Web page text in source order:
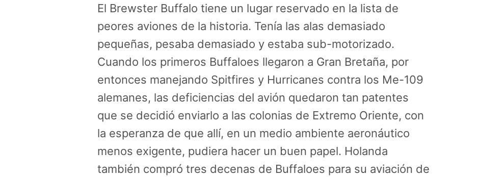
El Brewster Buffalo tiene un lugar reservado en la lista de
peores aviones de la historia. Tenía las alas demasiado
pequeñas, pesaba demasiado y estaba sub-motorizado.
Cuando los primeros Buffaloes llegaron a Gran Bretaña, por
entonces manejando Spitfires y Hurricanes contra los Me-109
alemanes, las deficiencias del avión quedaron tan patentes
que se decidió enviarlo a las colonias de Extremo Oriente, con
la esperanza de que allí, en un medio ambiente aeronáutico
menos exigente, pudiera hacer un buen papel. Holanda
también compró tres decenas de Buffaloes para su aviación de